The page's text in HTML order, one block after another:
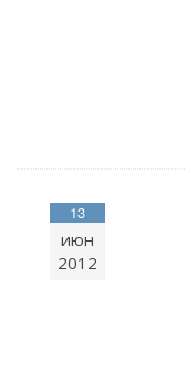
13
июн
2012